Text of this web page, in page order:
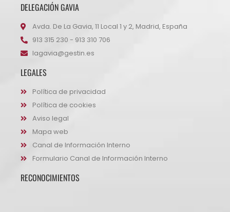
DELEGACIÓN GAVIA
Avda. De La Gavia, 11 Local 1 y 2, Madrid, España
913 315 230 - 913 310 706
lagavia@gestin.es
LEGALES
Política de privacidad
Política de cookies
Aviso legal
Mapa web
Canal de Información Interno
Formulario Canal de Información Interno
RECONOCIMIENTOS